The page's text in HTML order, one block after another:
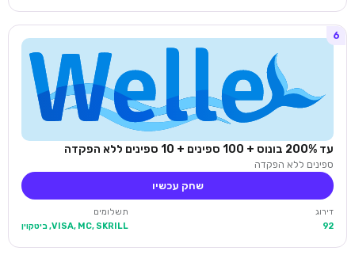
6
עד 200% בונוס + 100 ספינים + 10 ספינים ללא הפקדה
ספינים ללא הפקדה
שחק עכשיו
דירוג
92
תשלומים
VISA, MC, SKRILL, ביטקוין